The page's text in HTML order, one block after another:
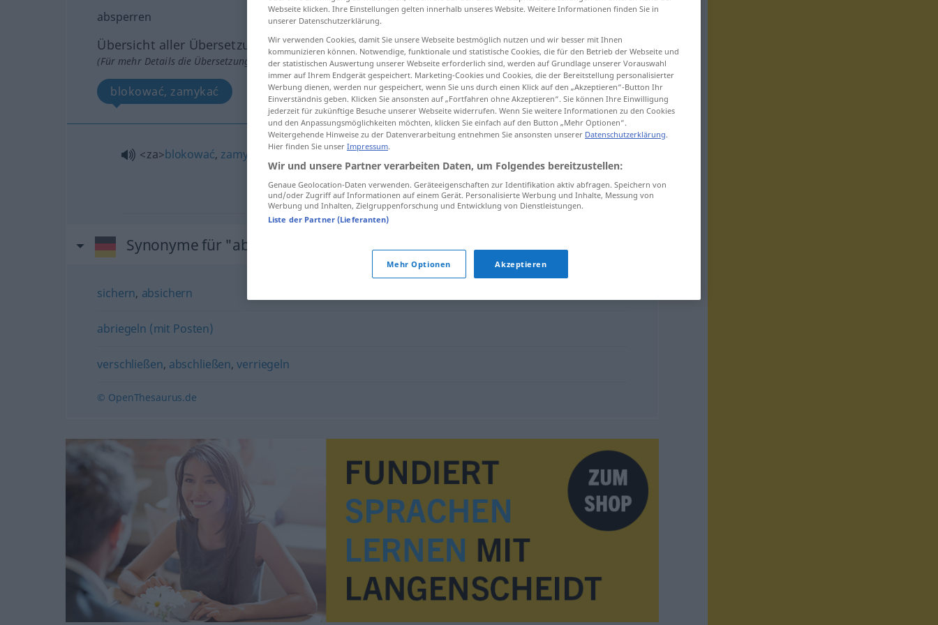
absperren
Übersicht aller Übersetzungen
(Für mehr Details die Übersetzung anklicken/antippen)
blokować, zamykać
<za>blokować, zamykać <-mknąć>
absperren → siehe „abriegeln“
Synonyme für "absperren"
sichern, absichern
abriegeln (mit Posten)
verschließen, abschließen,verriegeln
© OpenThesaurus.de
Webseite klicken. Ihre Einstellungen gelten innerhalb unseres Website. Weitere Informationen finden Sie in
unserer Datenschutzerklärung.
Wir verwenden Cookies, damit Sie unsere Webseite bestmöglich nutzen und wir besser mit Ihnen
kommunizieren können. Notwendige, funktionale und statistische Cookies, die für den Betrieb der Webseite und
der statistischen Auswertung unserer Webseite erforderlich sind, werden auf Grundlage unserer Vorauswahl
immer auf Ihrem Endgerät gespeichert. Marketing-Cookies und Cookies, die der Bereitstellung personalisierter
Werbung dienen, werden nur gespeichert, wenn Sie uns durch einen Klick auf den „Akzeptieren“-Button Ihr
Einverständnis geben. Klicken Sie ansonsten auf „Fortfahren ohne Akzeptieren“. Sie können Ihre Einwilligung
jederzeit für zukünftige Besuche unserer Webseite widerrufen. Wenn Sie weitere Informationen zu den Cookies
und den Anpassungsmöglichkeiten möchten, klicken Sie einfach auf den Button „Mehr Optionen“.
Weitergehende Hinweise zu der Datenverarbeitung entnehmen Sie ansonsten unserer Datenschutzerklärung.
Hier finden Sie unser Impressum.
Wir und unsere Partner verarbeiten Daten, um Folgendes bereitzustellen:
Genaue Geolocation-Daten verwenden. Geräteeigenschaften zur Identifikation aktiv abfragen. Speichern von
und/oder Zugriff auf Informationen auf einem Gerät. Personalisierte Werbung und Inhalte, Messung von
Werbung und Inhalten, Zielgruppenforschung und Entwicklung von Dienstleistungen.
Liste der Partner (Lieferanten)
Mehr Optionen Akzeptieren